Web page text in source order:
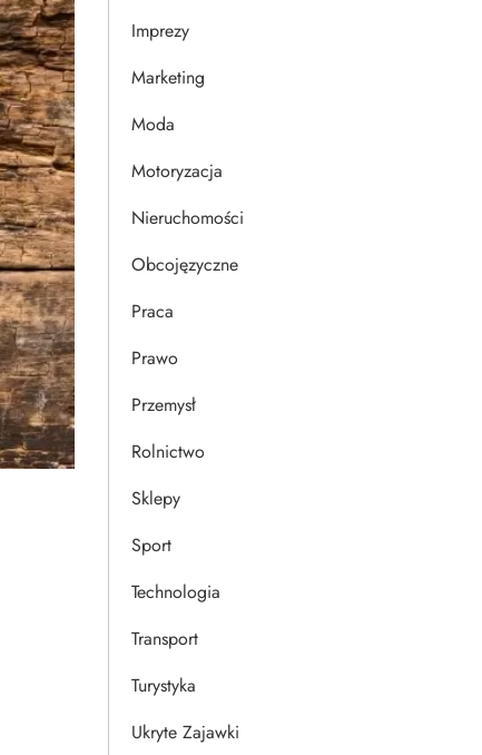
Imprezy
Marketing
Moda
Motoryzacja
Nieruchomości
Obcojęzyczne
Praca
Prawo
Przemysł
Rolnictwo
Sklepy
Sport
Technologia
Transport
Turystyka
Ukryte Zajawki